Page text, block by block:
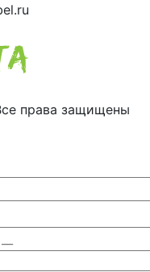
права защищены